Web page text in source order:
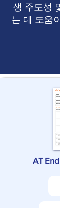
생 주도성
는 데 도움
AT